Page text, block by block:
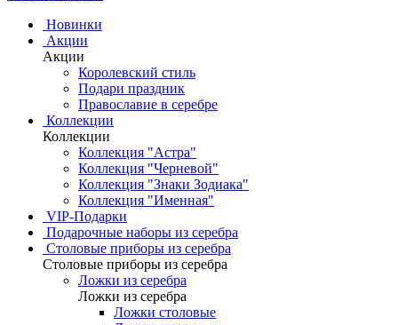
Новинки
Акции
Акции
Королевский стиль
Подари праздник
Православие в серебре
Коллекции
Коллекции
Коллекция "Астра"
Коллекция "Черневой"
Коллекция "Знаки Зодиака"
Коллекция "Именная"
VIP-Подарки
Подарочные наборы из серебра
Столовые приборы из серебра
Столовые приборы из серебра
Ложки из серебра
Ложки из серебра
Ложки столовые